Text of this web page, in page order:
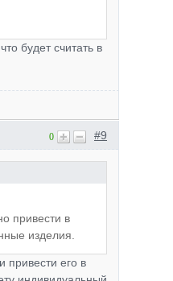
будет считать в
#9
0
привести в
изделия.
привести его в